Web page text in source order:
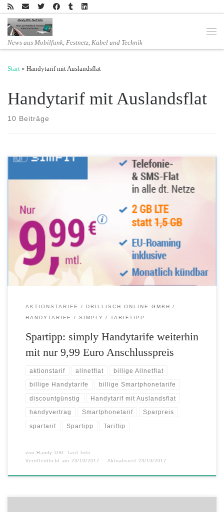
Zum Inhalt springen
News aus Mobilfunk, Festnetz, Kabel und Technik
Start » Handytarif mit Auslandsflat
Handytarif mit Auslandsflat
10 Beiträge
Ab sofort sind die simply Handytarife mit reguliertem EU-
Anschlusspreis weiterhin nur 9,99 Euro Um auch weiterhin von den
Vorteilen des alternativen Roamingtarifes zu profitieren, kann das
Europa-Paket auf Wunsch ganz einfach und ohne Aufpreis direkt im
Bestellprozess hinzugebucht werden, bei nachträglicher Buchung in
der Servicewelt […]
AKTIONSTARIFE
DRILLISCH ONLINE GMBH
HANDYTARIFE
SIMPLY TARIFTIPP
Spartipp: simply Handytarife weiterhin
mit nur 9,99 Euro Anschlusspreis
aktionstarif allnetflat billige Allnetflat
billige Handytarife billige Smartphonetarife
discountgünstig Handytarif mit Auslandsflat
handyvertrag Smartphonetarif Sparpreis
spartarif Spartipp Tariftip
von Handy-DSL-Tarif.Info
Veröffentlicht am
23/10/2017 Aktualisiert 23/10/2017